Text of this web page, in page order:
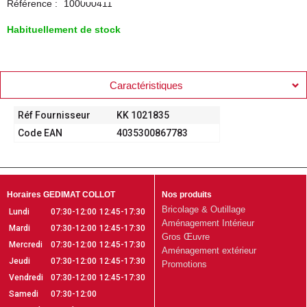
Référence : 100000411
Habituellement de stock
Caractéristiques
Réf Fournisseur
KK 1021835
Code EAN
4035300867783
Horaires GEDIMAT COLLOT
Lundi
07:30-12:00 12:45-17:30
Mardi
07:30-12:00 12:45-17:30
Mercredi
07:30-12:00 12:45-17:30
Jeudi
07:30-12:00 12:45-17:30
Vendredi
07:30-12:00 12:45-17:30
Samedi
07:30-12:00
Nos produits
Bricolage & Outillage
Aménagement Intérieur
Gros Œuvre
Aménagement extérieur
Promotions